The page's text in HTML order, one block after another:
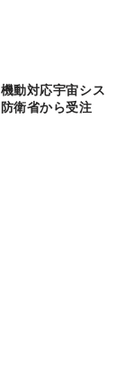
動対応宇宙シス
衛省から受注